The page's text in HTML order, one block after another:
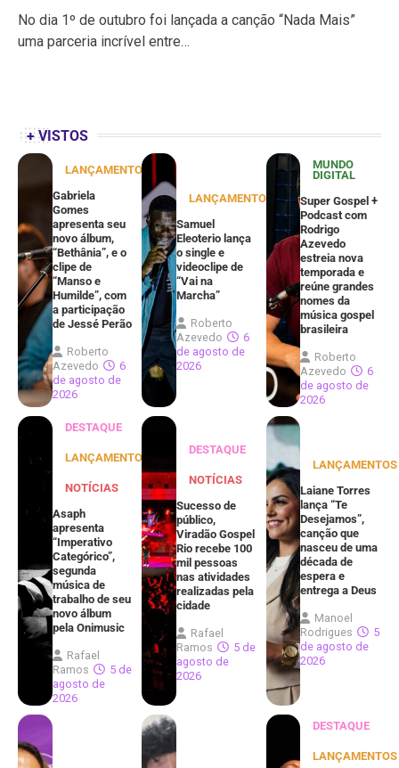
No dia 1º de outubro foi lançada a canção “Nada Mais”
uma parceria incrível entre…
+ VISTOS
LANÇAMENTOS
Gabriela
Gomes
apresenta seu
novo álbum,
“Bethânia”, e o
clipe de
“Manso e
Humilde”, com
a participação
de Jessé Perão
Roberto
Azevedo
6
de agosto de
2026
LANÇAMENTOS
Samuel
Eleoterio lança
o single e
videoclipe de
“Vai na
Marcha”
Roberto
Azevedo
6
de agosto de
2026
MUNDO
DIGITAL
Super Gospel +
Podcast com
Rodrigo
Azevedo
estreia nova
temporada e
reúne grandes
nomes da
música gospel
brasileira
Roberto
Azevedo
6
de agosto de
2026
DESTAQUE
LANÇAMENTOS
NOTÍCIAS
Asaph
apresenta
“Imperativo
Categórico”,
segunda
música de
trabalho de seu
novo álbum
pela Onimusic
Rafael
Ramos
5 de
agosto de
2026
DESTAQUE
NOTÍCIAS
Sucesso de
público,
Viradão Gospel
Rio recebe 100
mil pessoas
nas atividades
realizadas pela
cidade
Rafael
Ramos
5 de
agosto de
2026
LANÇAMENTOS
Laiane Torres
lança “Te
Desejamos”,
canção que
nasceu de uma
década de
espera e
entrega a Deus
Manoel
Rodrigues
5
de agosto de
2026
DESTAQUE
LANÇAMENTOS